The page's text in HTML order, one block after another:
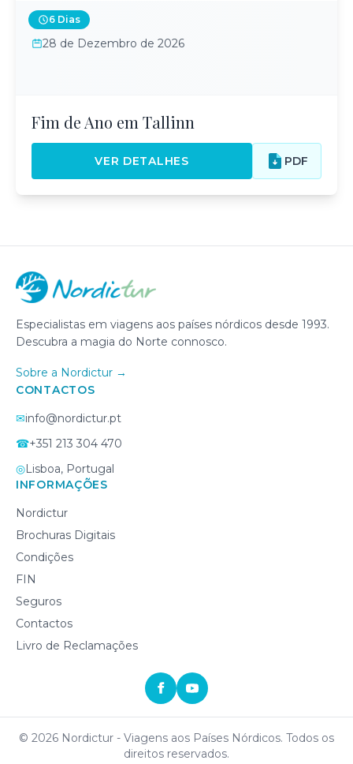
6 Dias
28 de Dezembro de 2026
Fim de Ano em Tallinn
VER DETALHES PDF
Especialistas em viagens aos países nórdicos desde 1993.
Descubra a magia do Norte connosco.
Sobre a Nordictur →
CONTACTOS
✉info@nordictur.pt
☎+351 213 304 470
◎Lisboa, Portugal
INFORMAÇÕES
Nordictur
Brochuras Digitais
Condições
FIN
Seguros
Contactos
Livro de Reclamações
© 2026 Nordictur - Viagens aos Países Nórdicos. Todos os
direitos reservados.